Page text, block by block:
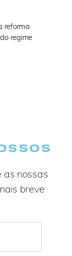
reforma
regime
as nossas
breve